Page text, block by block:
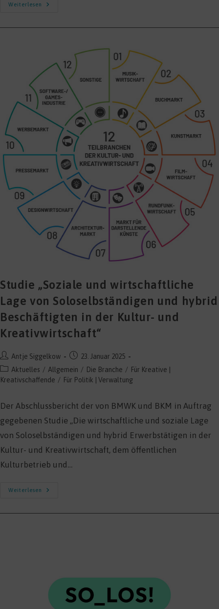
Weiterlesen
KREATOPIA
Studie „Soziale und wirtschaftliche
Lage von Soloselbständigen und hybrid
Beschäftigten in der Kultur- und
Kreativwirtschaft“
Beitrags-
Autor:
Antje Siggelkow
Beitrag
veröffentlicht:
23. Januar 2025
Beitrags-
Kategorie:
Aktuelles / Allgemein / Die Branche / Für Kreative |
Kreativschaffende / Für Politik | Verwaltung
Der Abschlussbericht der von BMWK und BKM in Auftrag
gegebenen Studie „Die wirtschaftliche und soziale Lage
von Soloselbständigen und hybrid Erwerbstätigen in der
Kultur- und Kreativwirtschaft, dem öffentlichen
Kulturbetrieb und…
Weiterlesen
Studie
Kreativwirtschaft“